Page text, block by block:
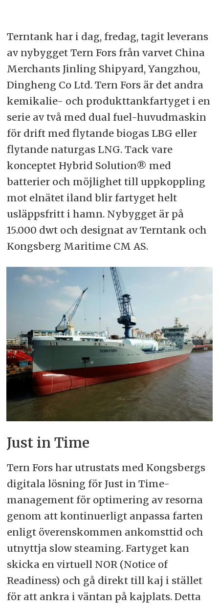
Terntank har i dag, fredag, tagit leverans
av nybygget Tern Fors från varvet China
Merchants Jinling Shipyard, Yangzhou,
Dingheng Co Ltd. Tern Fors är det andra
kemikalie- och produkttankfartyget i en
serie av två med dual fuel-huvudmaskin
för drift med flytande biogas LBG eller
flytande naturgas LNG. Tack vare
konceptet Hybrid Solution® med
batterier och möjlighet till uppkoppling
mot elnätet iland blir fartyget helt
usläppsfritt i hamn. Nybygget är på
15.000 dwt och designat av Terntank och
Kongsberg Maritime CM AS.
Just in Time
Tern Fors har utrustats med Kongsbergs
digitala lösning för Just in Time-
management för optimering av resorna
genom att kontinuerligt anpassa farten
enligt överenskommen ankomsttid och
utnyttja slow steaming. Fartyget kan
skicka en virtuell NOR (Notice of
Readiness) och gå direkt till kaj i stället
för att ankra i väntan på kajplats. Detta